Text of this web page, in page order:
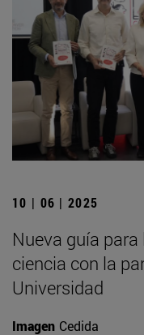
10 | 06 | 2025
Nueva guía
ciencia con la
Universidad
Imagen Cedida